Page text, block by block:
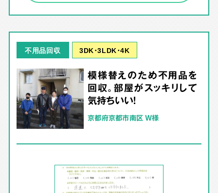
不用品回収 3DK･3LDK･4K
模様替えのため不用品を
回収。部屋がスッキリして
気持ちいい！
京都府京都市南区 W様